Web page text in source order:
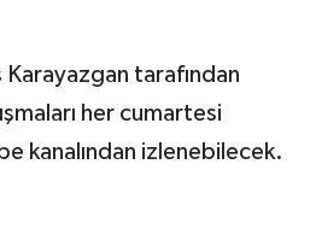
tarafından
her cumartesi
kanalından izlenebilecek.